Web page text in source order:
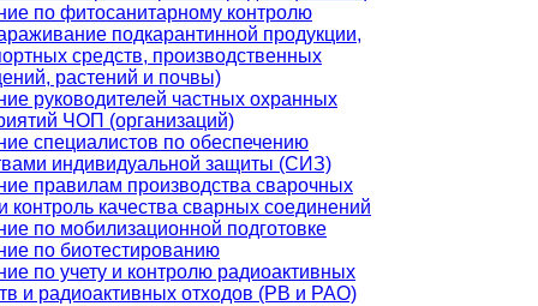
по фитосанитарному контролю
подкарантинной продукции,
средств, производственных
растений и почвы)
руководителей частных охранных
ЧОП (организаций)
специалистов по обеспечению
индивидуальной защиты (СИЗ)
правилам производства сварочных
контроль качества сварных соединений
по мобилизационной подготовке
по биотестированию
по учету и контролю радиоактивных
и радиоактивных отходов (РВ и РАО)